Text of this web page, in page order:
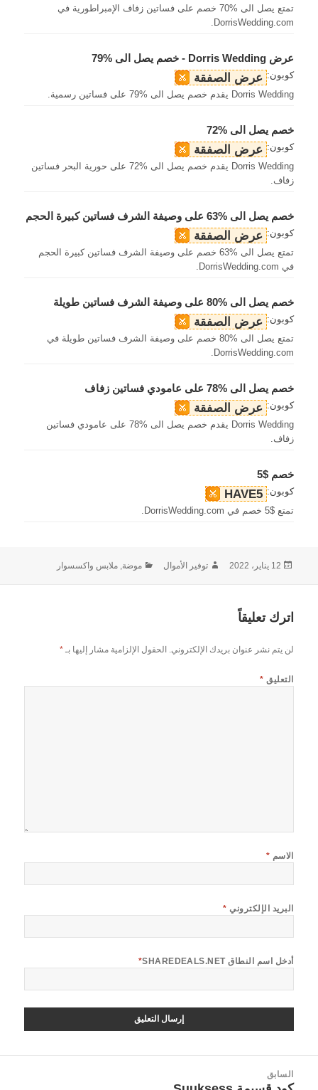
تمتع يصل الى %70 خصم على فساتين زفاف الإمبراطورية في
DorrisWedding.com.
عرض Dorris Wedding - خصم يصل الى %79
كوبون: عرض الصفقة
Dorris Wedding يقدم خصم يصل الى %79 على فساتين رسمية.
خصم يصل الى %72
كوبون: عرض الصفقة
Dorris Wedding يقدم خصم يصل الى %72 على حورية البحر فساتين
زفاف.
خصم يصل الى %63 على وصيفة الشرف فساتين كبيرة الحجم
كوبون: عرض الصفقة
تمتع يصل الى %63 خصم على وصيفة الشرف فساتين كبيرة الحجم
في DorrisWedding.com.
خصم يصل الى %80 على وصيفة الشرف فساتين طويلة
كوبون: عرض الصفقة
تمتع يصل الى %80 خصم على وصيفة الشرف فساتين طويلة في
DorrisWedding.com.
خصم يصل الى %78 على عامودي فساتين زفاف
كوبون: عرض الصفقة
Dorris Wedding يقدم خصم يصل الى %78 على عامودي فساتين
زفاف.
خصم $5
كوبون: HAVE5
تمتع $5 خصم في DorrisWedding.com.
نُشرت
12 يناير، 2022 الكاتب
توفير الأموال التصنيفات
موضة, ملابس واكسسوار
اترك تعليقاً
لن يتم نشر عنوان بريدك الإلكتروني. الحقول الإلزامية مشار إليها بـ*
التعليق *
الاسم *
البريد الإلكتروني *
أدخل اسم النطاق SHAREDEALS.NET *
المقالاتالسابق